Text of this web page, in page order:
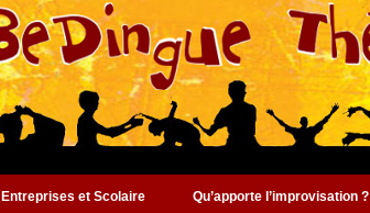
Entreprises et Scolaire Qu’apporte l’improvisation ?